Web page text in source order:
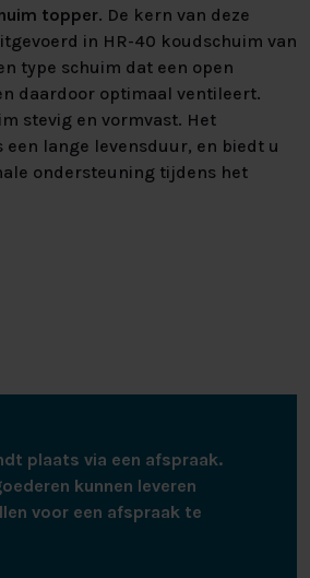
topper. De kern van deze
in HR-40 koudschuim van
type schuim dat een open
daardoor optimaal ventileert.
stevig en vormvast. Het
lange levensduur, en biedt u
ondersteuning tijdens het
topmatras met split. Wilt u al gaan
SILVER
plaats via een afspraak.
kunnen leveren
voor een afspraak te